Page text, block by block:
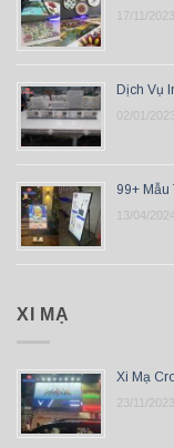
17/11/2023
Dịch Vụ
02/01/2023
99+
13/04/2024
XI MẠ
Xi Mạ
23/11/2023